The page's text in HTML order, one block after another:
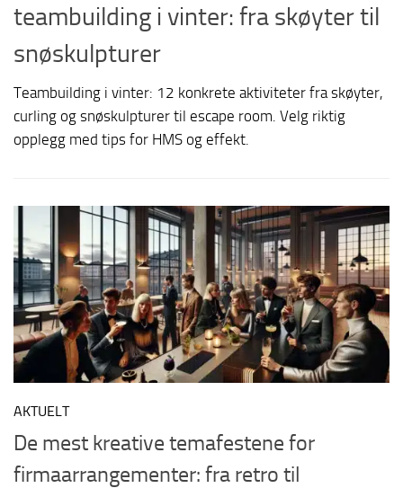
teambuilding i vinter: fra skøyter til
snøskulpturer
Teambuilding i vinter: 12 konkrete aktiviteter fra skøyter,
curling og snøskulpturer til escape room. Velg riktig
opplegg med tips for HMS og effekt.
AKTUELT
De mest kreative temafestene for
firmaarrangementer: fra retro til